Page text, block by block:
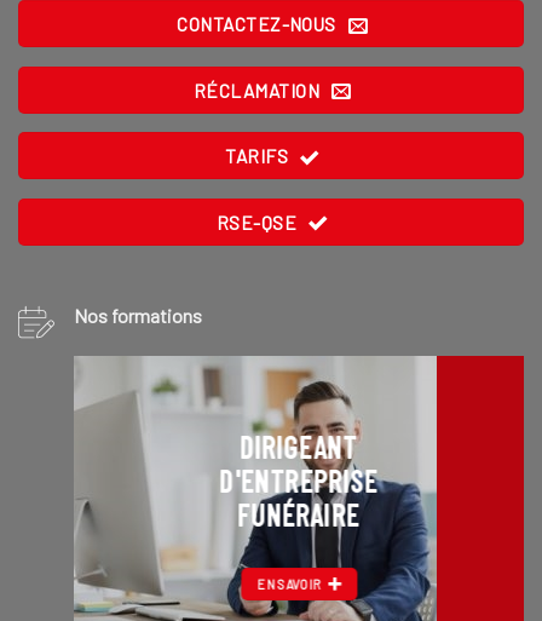
CONTACTEZ-NOUS
RÉCLAMATION
TARIFS
RSE-QSE
Nos formations
DIRIGEANT
D'ENTREPRISE
FUNÉRAIRE
EN SAVOIR